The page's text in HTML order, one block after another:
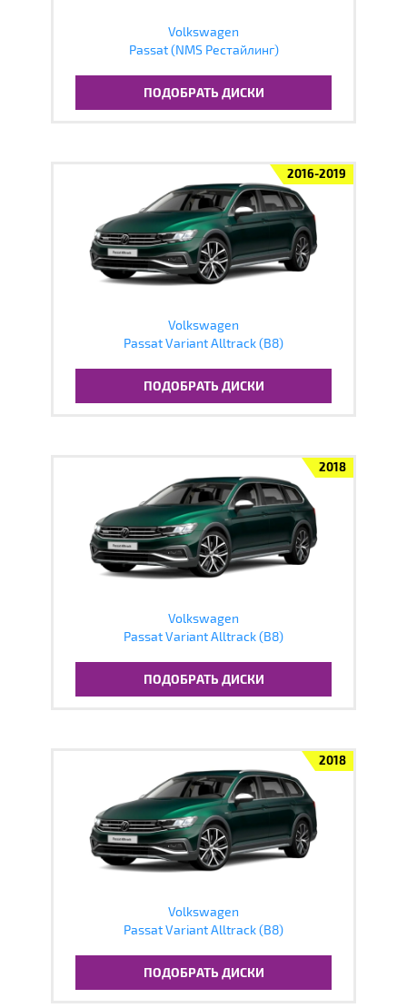
Volkswagen
Passat (NMS Рестайлинг)
ПОДОБРАТЬ ДИСКИ
2016-2019
Volkswagen
Passat Variant Alltrack (B8)
ПОДОБРАТЬ ДИСКИ
2018
Volkswagen
Passat Variant Alltrack (B8)
ПОДОБРАТЬ ДИСКИ
2018
Volkswagen
Passat Variant Alltrack (B8)
ПОДОБРАТЬ ДИСКИ